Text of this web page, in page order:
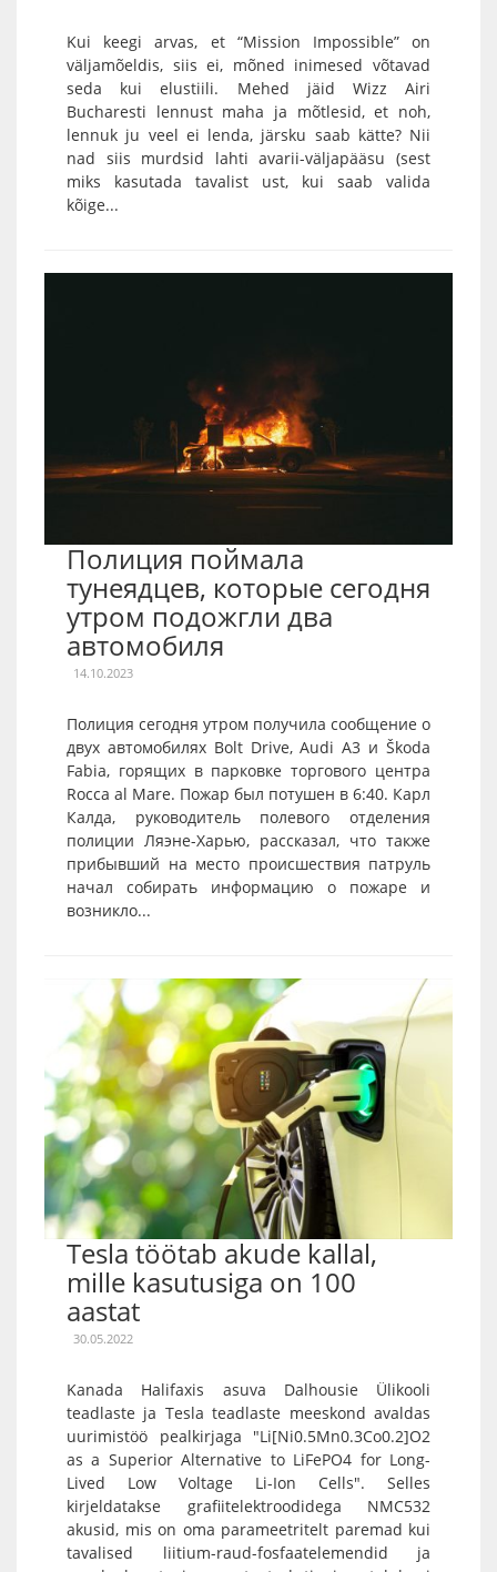
Kui keegi arvas, et “Mission Impossible” on
väljamõeldis, siis ei, mõned inimesed võtavad
seda kui elustiili. Mehed jäid Wizz Airi
Bucharesti lennust maha ja mõtlesid, et noh,
lennuk ju veel ei lenda, järsku saab kätte? Nii
nad siis murdsid lahti avarii-väljapääsu (sest
miks kasutada tavalist ust, kui saab valida
kõige...
Полиция поймала
тунеядцев, которые сегодня
утром подожгли два
автомобиля
14.10.2023
Полиция сегодня утром получила сообщение о
двух автомобилях Bolt Drive, Audi A3 и Škoda
Fabia, горящих в парковке торгового центра
Rocca al Mare. Пожар был потушен в 6:40. Карл
Калда, руководитель полевого отделения
полиции Ляэне-Харью, рассказал, что также
прибывший на место происшествия патруль
начал собирать информацию о пожаре и
возникло...
Tesla töötab akude kallal,
mille kasutusiga on 100
aastat
30.05.2022
Kanada Halifaxis asuva Dalhousie Ülikooli
teadlaste ja Tesla teadlaste meeskond avaldas
uurimistöö pealkirjaga "Li[Ni0.5Mn0.3Co0.2]O2
as a Superior Alternative to LiFePO4 for Long-
Lived Low Voltage Li-Ion Cells". Selles
kirjeldatakse grafiitelektroodidega NMC532
akusid, mis on oma parameetritelt paremad kui
tavalised liitium-raud-fosfaatelemendid ja